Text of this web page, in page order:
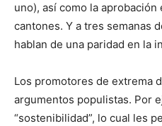
uno), así como la
cantones. Y a tres semanas
hablan de una paridad en la
Los promotores de extrema
argumentos populistas. Por
“sostenibilidad”, lo cual les